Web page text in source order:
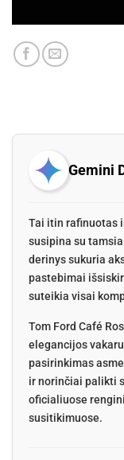
Gemini
Tai itin rafinuotas
susipina su
derinys sukuria
pastebimai
suteikia visai
Tom Ford Café
elegancijos
pasirinkimas
ir norinčiai palikti
oficialiuose
susitikimuose.